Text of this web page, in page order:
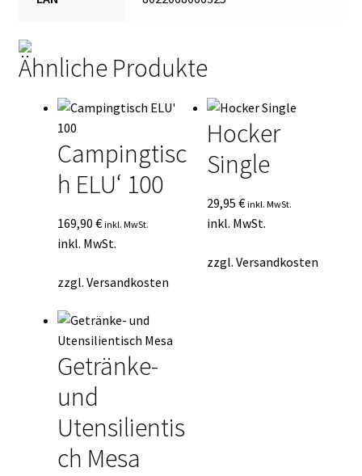
Ähnliche Produkte
Campingtisc
h ELU‘ 100
169,90 € inkl. MwSt.
inkl. MwSt.
zzgl. Versandkosten
Hocker
Single
29,95€ inkl. MwSt.
inkl. MwSt.
zzgl.Versandkosten
Getränke-
und
Utensilientis
ch Mesa